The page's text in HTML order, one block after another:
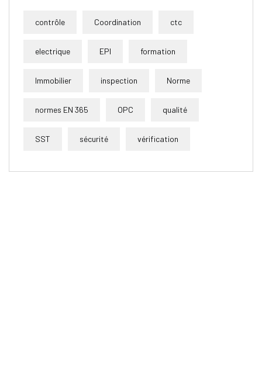
contrôle Coordination ctc
electrique EPI formation
Immobilier inspection Norme
normes EN 365 OPC qualité
SST sécurité vérification